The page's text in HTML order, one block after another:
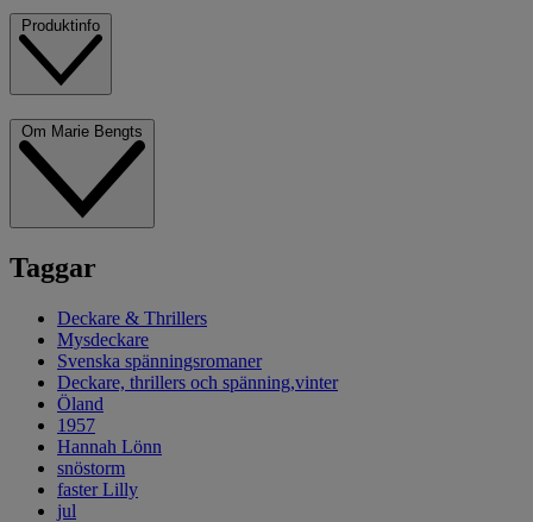
Taggar
Deckare & Thrillers
Mysdeckare
Svenska spänningsromaner
Deckare, thrillers och spänning,vinter
Öland
1957
Hannah Lönn
snöstorm
faster Lilly
jul